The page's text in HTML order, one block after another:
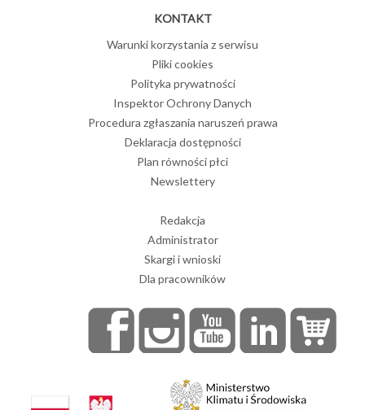
KONTAKT
Warunki korzystania z serwisu
Pliki cookies
Polityka prywatności
Inspektor Ochrony Danych
Procedura zgłaszania naruszeń prawa
Deklaracja dostępności
Plan równości płci
Newslettery
Redakcja
Administrator
Skargi i wnioski
Dla pracowników